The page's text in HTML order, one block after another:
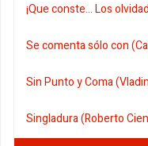
¡Que conste... Los
Se comenta sólo con
Sin Punto y Coma
Singladura (Roberto